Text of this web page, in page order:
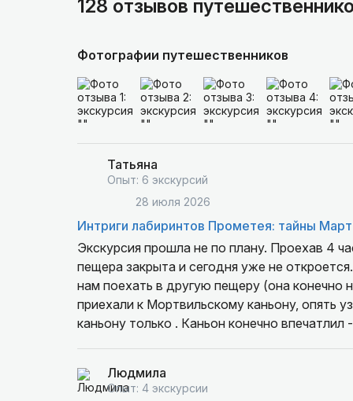
128 отзывов
Фотографии путешественников
Татьяна
Опыт: 6 экскурсий
28 июля 2026
Интриги лабиринтов Прометея: тайны
Экскурсия прошла не по плану. Проехав 4
пещера закрыта и сегодня уже не откроется. Конечно огорчены все были. Хорошо что гид
нам поехать в другую пещеру (она конечно
приехали к Мортвильскому каньону, опять
каньону только . Каньон конечно
Людмила
Опыт: 4 экскурсии